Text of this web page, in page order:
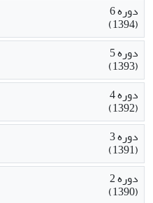
دوره 6
(1394)
دوره 5
(1393)
دوره 4
(1392)
دوره 3
(1391)
دوره 2
(1390)